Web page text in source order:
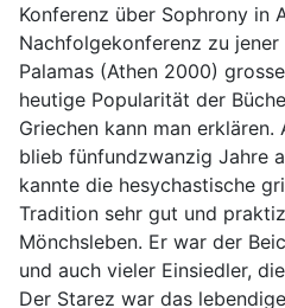
Konferenz über Sophrony in
Nachfolgekonferenz zu
Palamas (Athen 2000)
heutige Popularität der
Griechen kann man
blieb fünfundzwanzig Jahre
kannte die hesychastische
Tradition sehr gut und
Mönchsleben. Er war der
und auch vieler Einsiedler,
Der Starez war das